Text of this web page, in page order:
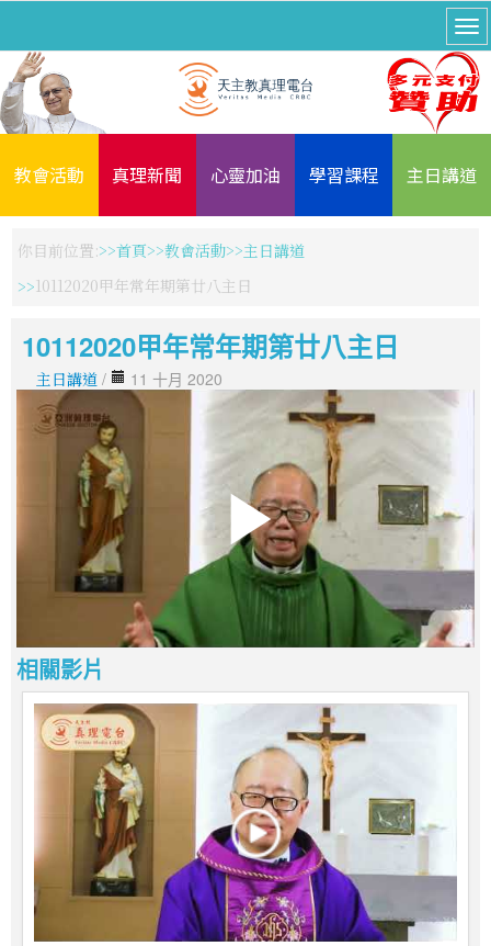
教會活動 真理新聞 心靈加油 學習課程 主日講道
你目前位置: 首頁 教會活動
主日講道
10112020甲年常年期第廿八主日
10112020甲年常年期第廿八主日
主日講道 / 11 十月 2020
相關影片